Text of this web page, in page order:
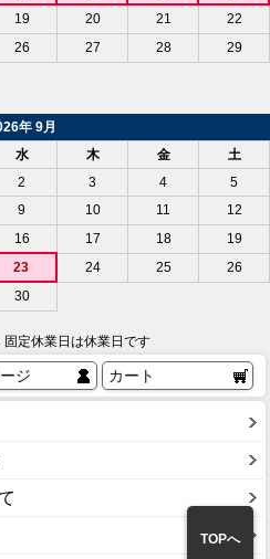
19 20 21
22
26 27 28
29
年 9月
水 木 金
土
2 3 4
5
9 10 11
12
16 17 18
19
23 24 25
26
30
定休業日は休業日です
TOPへ
ジ カート